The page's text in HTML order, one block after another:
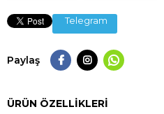
Telegram
Paylaş
ÜRÜN ÖZELLIKLERI